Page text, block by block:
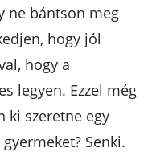
ne bántson meg
hogy jól
hogy a
legyen. Ezzel még
ki szeretne egy
Senki.